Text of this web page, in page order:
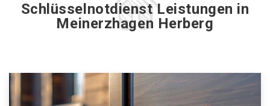
Schlüsselnotdienst Leistungen in
Meinerzhagen Herberg